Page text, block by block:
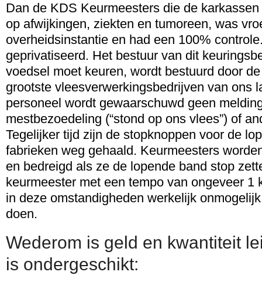
Dan de KDS Keurmeesters die de
op afwijkingen, ziekten en tumoreen, was
overheidsinstantie en had een 100%
geprivatiseerd. Het bestuur van dit
voedsel moet keuren, wordt bestuurd door
grootste vleesverwerkingsbedrijven van ons
personeel wordt gewaarschuwd geen
mestbezoedeling (“stond op ons vlees”) of
Tegelijker tijd zijn de stopknoppen voor de
fabrieken weg gehaald. Keurmeesters
en bedreigd als ze de lopende band stop
keurmeester met een tempo van ongeveer 1
in deze omstandigheden werkelijk
doen.
Wederom is geld en kwantiteit
is ondergeschikt: